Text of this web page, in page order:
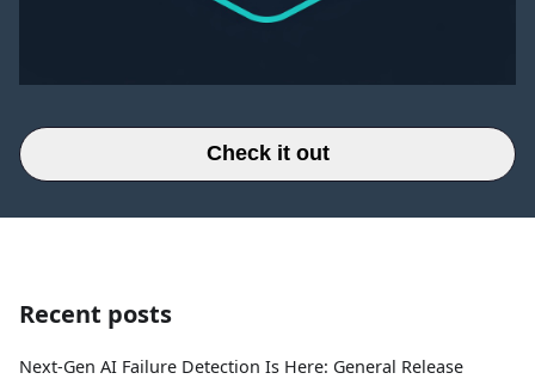
Check it out
Recent posts
Next-Gen AI Failure Detection Is Here: General Release